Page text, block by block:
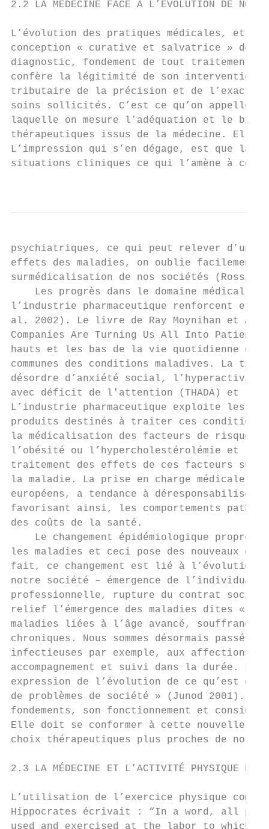
2.2 LA MÉDECINE FACE À L’ÉVOLUTION DE
L’évolution des pratiques médicales, et
conception « curative et salvatrice » de
diagnostic, fondement de tout traitement
confère la légitimité de son intervention.
tributaire de la précision et de
soins sollicités. C’est ce qu’on appelle
laquelle on mesure l’adéquation et le
thérapeutiques issus de la médecine.
L’impression qui s’en dégage, est que la
situations cliniques ce qui l’amène à
psychiatriques, ce qui peut relever
effets des maladies, on oublie facilement
surmédicalisation de nos sociétés (Rossi
Les progrès dans le domaine médical
l’industrie pharmaceutique renforcent et
al. 2002). Le livre de Ray Moynihan et
Companies Are Turning Us All Into
hauts et les bas de la vie quotidienne
communes des conditions maladives. La
désordre d’anxiété social,
avec déficit de l'attention (THADA) et le
L’industrie pharmaceutique exploite les
produits destinés à traiter ces conditions
la médicalisation des facteurs de risque
l’obésité ou l’hypercholestérolémie et
traitement des effets de ces facteurs sur
la maladie. La prise en charge médicale
européens, a tendance à
favorisant ainsi, les comportements
des coûts de la santé.
Le changement épidémiologique propre
les maladies et ceci pose des nouveaux
fait, ce changement est lié à l’évolution
notre société – émergence de
professionnelle, rupture du contrat
relief l’émergence des maladies dites «
maladies liées à l’âge avancé, souffrance
chroniques. Nous sommes désormais
infectieuses par exemple, aux affections
accompagnement et suivi dans la durée.
expression de l’évolution de ce qu’est
de problèmes de société » (Junod 2001).
fondements, son fonctionnement et
Elle doit se conformer à cette nouvelle
choix thérapeutiques plus proches de
2.3 LA MÉDECINE ET L’ACTIVITÉ PHYSIQUE DANS
L’utilisation de l’exercice physique
Hippocrates écrivait : “In a word, all
used and exercised at the labor to which